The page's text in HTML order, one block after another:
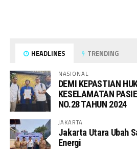
HEADLINES TRENDING
NASIONAL
DEMI KEPASTIAN
KESELAMATAN
NO.28 TAHUN 2024
JAKARTA
Jakarta Utara Ubah
Energi